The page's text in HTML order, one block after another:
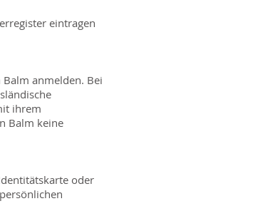
eintragen
anmelden. Bei
ihrem
Balm keine
oder